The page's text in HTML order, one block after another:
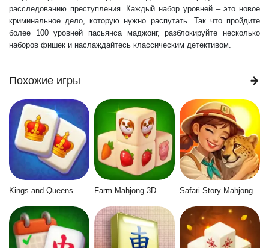
расследованию преступления. Каждый набор уровней – это новое
криминальное дело, которую нужно распутать. Так что пройдите
более 100 уровней пасьянса маджонг, разблокируйте несколько
наборов фишек и наслаждайтесь классическим детективом.
Похожие игры
Kings and Queens Mahjong Farm Mahjong 3D Safari Story Mahjong